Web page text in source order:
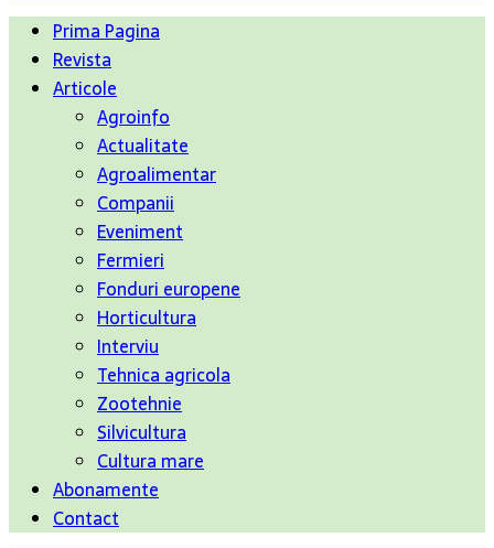
Prima Pagina
Revista
Articole
Agroinfo
Actualitate
Agroalimentar
Companii
Eveniment
Fermieri
Fonduri europene
Horticultura
Interviu
Tehnica agricola
Zootehnie
Silvicultura
Cultura mare
Abonamente
Contact